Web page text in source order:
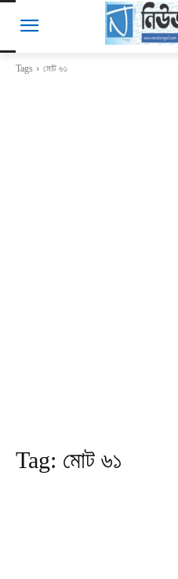
Tags মোট ৬১
Tag: মোট ৬১